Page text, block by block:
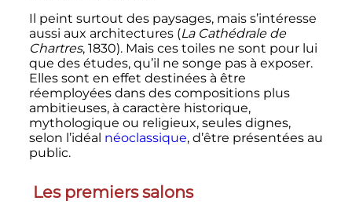
Il peint surtout des paysages, mais s’intéresse
aussi aux architectures (La Cathédrale de
Chartres, 1830). Mais ces toiles ne sont pour lui
que des études, qu’il ne songe pas à exposer.
Elles sont en effet destinées à être
réemployées dans des compositions plus
ambitieuses, à caractère historique,
mythologique ou religieux, seules dignes,
selon l’idéal néoclassique, d’être présentées au
public.
Les premiers salons